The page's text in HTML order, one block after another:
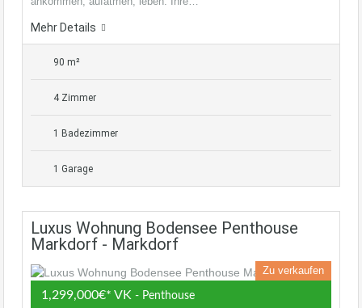
Mehr Details
90 m²
4 Zimmer
1 Badezimmer
1 Garage
Luxus Wohnung Bodensee Penthouse
Markdorf - Markdorf
Zu verkaufen
1,299,000€* VK - Penthouse